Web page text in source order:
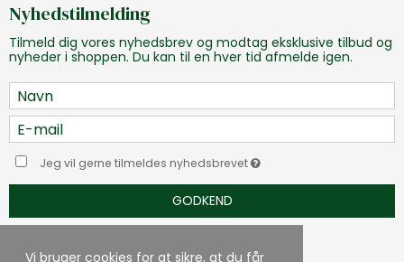
Vi bruger cookies for at sikre, at du får
Nyhedstilmelding
Tilmeld dig vores nyhedsbrev og modtag eksklusive tilbud og
nyheder i shoppen. Du kan til en hver tid afmelde igen.
Jeg vil gerne tilmeldes nyhedsbrevet
GODKEND